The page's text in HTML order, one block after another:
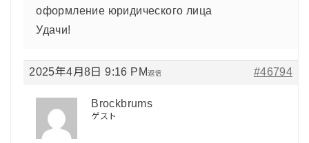
оформление юридического лица
Удачи!
2025年4月8日 9:16 PM #46794
返信
Brockbrums
ゲスト